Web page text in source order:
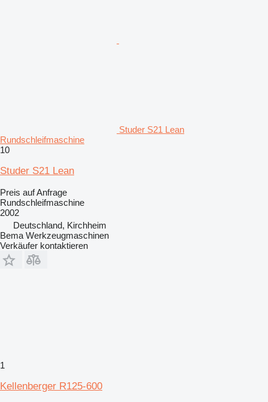
Studer S21 Lean
Rundschleifmaschine
10
Studer S21 Lean
Preis auf Anfrage
Rundschleifmaschine
2002
Deutschland, Kirchheim
Bema Werkzeugmaschinen
Verkäufer kontaktieren
1
Kellenberger R125-600